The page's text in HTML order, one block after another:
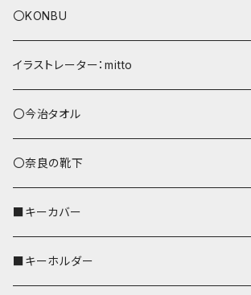
〇KONBU
ショルダーバッグ
あずまバッグ
トートバッグ（L）
バッグインバッグ
イラストレーター：mitto
シマエナガ
ハシビロコウ
オカメインコ
歌うオカメちゃん
セキセイインコ
〇今治タオル
〇奈良の靴下
■キーカバー
■キーホルダー